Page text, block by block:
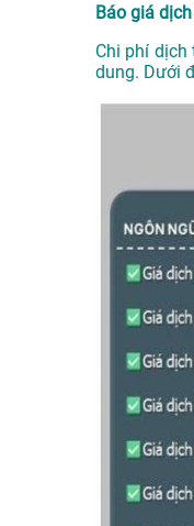
Báo giá
Chi phí
dung. Dưới